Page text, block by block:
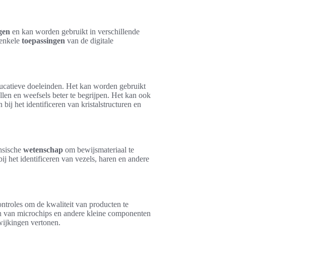
en kan worden gebruikt in verschillende
toepassingen van de digitale
doeleinden. Het kan worden gebruikt
en weefsels beter te begrijpen. Het kan ook
bij het identificeren van kristalstructuren en
wetenschap om bewijsmateriaal te
het identificeren van vezels, haren en andere
om de kwaliteit van producten te
microchips en andere kleine componenten
vertonen.